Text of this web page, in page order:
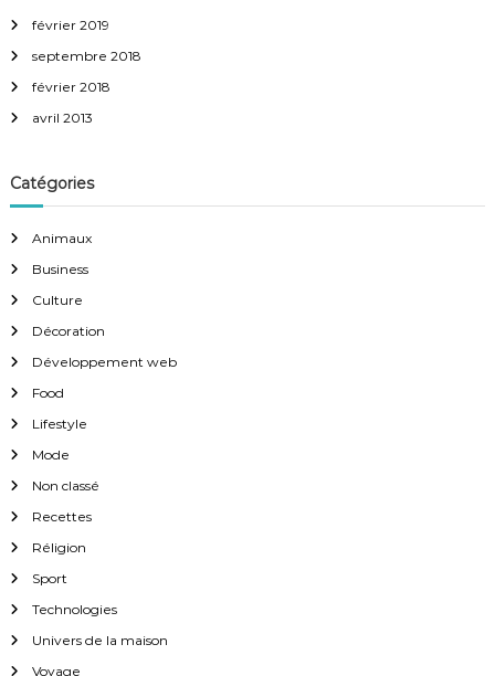
février 2019
septembre 2018
février 2018
avril 2013
Catégories
Animaux
Business
Culture
Décoration
Développement web
Food
Lifestyle
Mode
Non classé
Recettes
Réligion
Sport
Technologies
Univers de la maison
Voyage